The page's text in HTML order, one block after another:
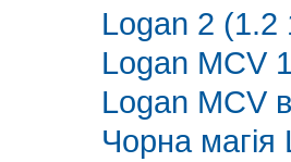
Logan 2
Logan MCV
Logan MCV
Чорна